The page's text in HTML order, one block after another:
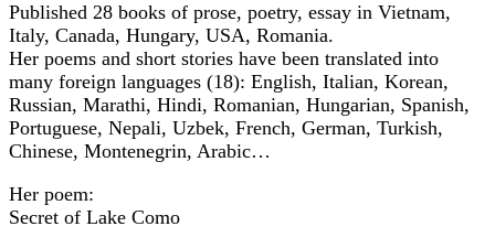
Published 28 books of prose, poetry, essay in Vietnam,
Italy, Canada, Hungary, USA, Romania.
Her poems and short stories have been translated into
many foreign languages (18): English, Italian, Korean,
Russian, Marathi, Hindi, Romanian, Hungarian, Spanish,
Portuguese, Nepali, Uzbek, French, German, Turkish,
Chinese, Montenegrin, Arabic…
Her poem:
Secret of Lake Como